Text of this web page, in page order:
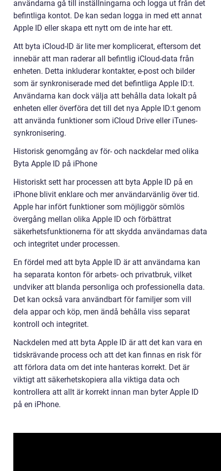
användarna gå till inställningarna och logga ut från det
befintliga kontot. De kan sedan logga in med ett annat
Apple ID eller skapa ett nytt om de inte har ett.
Att byta iCloud-ID är lite mer komplicerat, eftersom det
innebär att man raderar all befintlig iCloud-data från
enheten. Detta inkluderar kontakter, e-post och bilder
som är synkroniserade med det befintliga Apple ID:t.
Användarna kan dock välja att behålla data lokalt på
enheten eller överföra det till det nya Apple ID:t genom
att använda funktioner som iCloud Drive eller iTunes-
synkronisering.
Historisk genomgång av för- och nackdelar med olika
Byta Apple ID på iPhone
Historiskt sett har processen att byta Apple ID på en
iPhone blivit enklare och mer användarvänlig över tid.
Apple har infört funktioner som möjliggör sömlös
övergång mellan olika Apple ID och förbättrat
säkerhetsfunktionerna för att skydda användarnas data
och integritet under processen.
En fördel med att byta Apple ID är att användarna kan
ha separata konton för arbets- och privatbruk, vilket
undviker att blanda personliga och professionella data.
Det kan också vara användbart för familjer som vill
dela appar och köp, men ändå behålla viss separat
kontroll och integritet.
Nackdelen med att byta Apple ID är att det kan vara en
tidskrävande process och att det kan finnas en risk för
att förlora data om det inte hanteras korrekt. Det är
viktigt att säkerhetskopiera alla viktiga data och
kontrollera att allt är korrekt innan man byter Apple ID
på en iPhone.